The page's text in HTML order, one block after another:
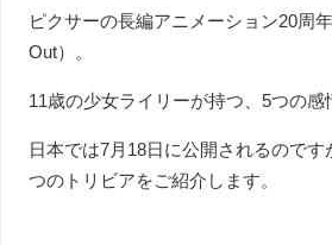
ピクサーの長編アニメーション20周
Out）。
11歳の少女ライリーが持つ、5つの
日本では7月18日に公開されるので
つのトリビアをご紹介します。